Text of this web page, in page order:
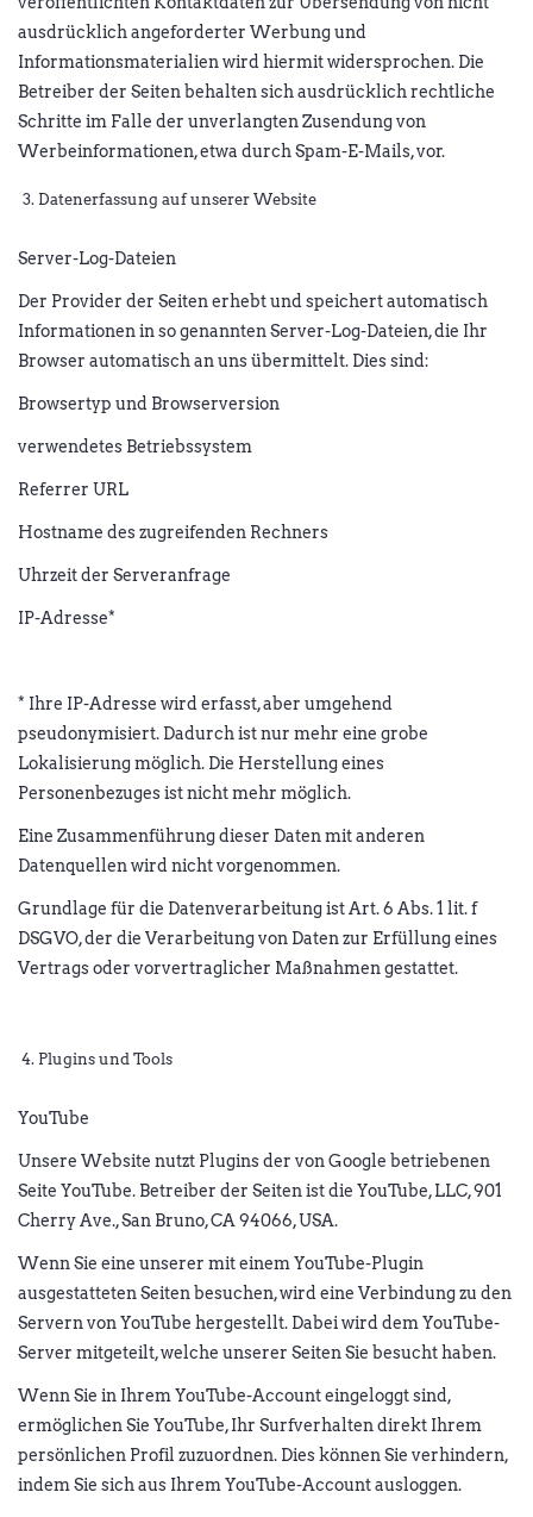
ausdrücklich angeforderter Werbung und
Informationsmaterialien wird hiermit widersprochen. Die
Betreiber der Seiten behalten sich ausdrücklich rechtliche
Schritte im Falle der unverlangten Zusendung von
Werbeinformationen, etwa durch Spam-E-Mails, vor.
Datenerfassung auf unserer Website
Server-Log-Dateien
Der Provider der Seiten erhebt und speichert automatisch
Informationen in so genannten Server-Log-Dateien, die Ihr
Browser automatisch an uns übermittelt. Dies sind:
Browsertyp und Browserversion
verwendetes Betriebssystem
Referrer URL
Hostname des zugreifenden Rechners
Uhrzeit der Serveranfrage
IP-Adresse*
* Ihre IP-Adresse wird erfasst, aber umgehend
pseudonymisiert. Dadurch ist nur mehr eine grobe
Lokalisierung möglich. Die Herstellung eines
Personenbezuges ist nicht mehr möglich.
Eine Zusammenführung dieser Daten mit anderen
Datenquellen wird nicht vorgenommen.
Grundlage für die Datenverarbeitung ist Art. 6 Abs. 1 lit. f
DSGVO, der die Verarbeitung von Daten zur Erfüllung eines
Vertrags oder vorvertraglicher Maßnahmen gestattet.
Plugins und Tools
YouTube
Unsere Website nutzt Plugins der von Google betriebenen
Seite YouTube. Betreiber der Seiten ist die YouTube, LLC, 901
Cherry Ave., San Bruno, CA 94066, USA.
Wenn Sie eine unserer mit einem YouTube-Plugin
ausgestatteten Seiten besuchen, wird eine Verbindung zu den
Servern von YouTube hergestellt. Dabei wird dem YouTube-
Server mitgeteilt, welche unserer Seiten Sie besucht haben.
Wenn Sie in Ihrem YouTube-Account eingeloggt sind,
ermöglichen Sie YouTube, Ihr Surfverhalten direkt Ihrem
persönlichen Profil zuzuordnen. Dies können Sie verhindern,
indem Sie sich aus Ihrem YouTube-Account ausloggen.